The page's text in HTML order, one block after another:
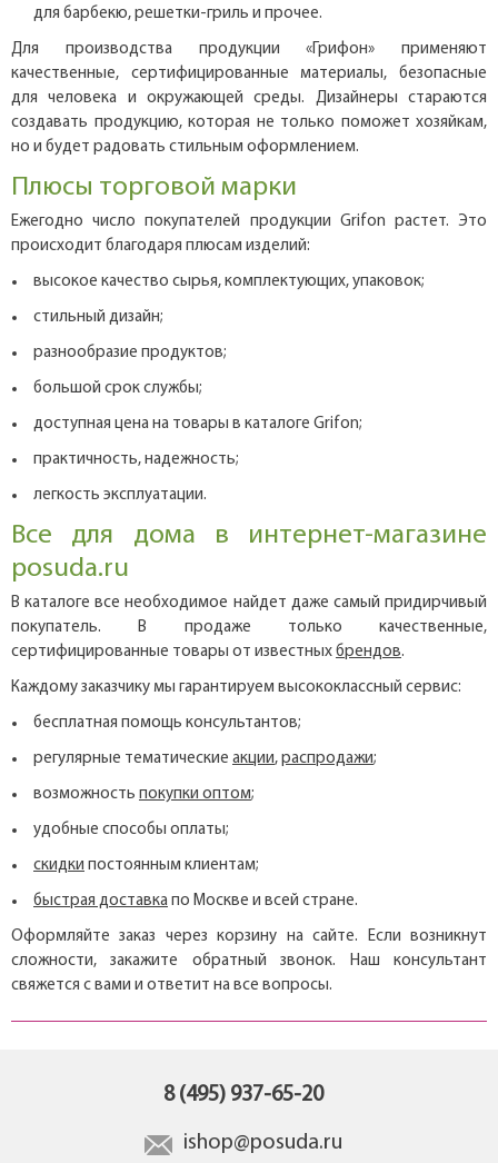
для барбекю, решетки-гриль и прочее.
Для производства продукции «Грифон» применяют
качественные, сертифицированные материалы, безопасные
для человека и окружающей среды. Дизайнеры стараются
создавать продукцию, которая не только поможет хозяйкам,
но и будет радовать стильным оформлением.
Плюсы торговой марки
Ежегодно число покупателей продукции Grifon растет. Это
происходит благодаря плюсам изделий:
высокое качество сырья, комплектующих, упаковок;
стильный дизайн;
разнообразие продуктов;
большой срок службы;
доступная цена на товары в каталоге Grifon;
практичность, надежность;
легкость эксплуатации.
Все для дома в интернет-магазине
posuda.ru
В каталоге все необходимое найдет даже самый придирчивый
покупатель. В продаже только качественные,
сертифицированные товары от известных брендов.
Каждому заказчику мы гарантируем высококлассный сервис:
бесплатная помощь консультантов;
регулярные тематические акции, распродажи;
возможность покупки оптом;
удобные способы оплаты;
скидки постоянным клиентам;
быстрая доставка по Москве и всей стране.
Оформляйте заказ через корзину на сайте. Если возникнут
сложности, закажите обратный звонок. Наш консультант
свяжется с вами и ответит на все вопросы.
8 (495) 937-65-20
ishop@posuda.ru